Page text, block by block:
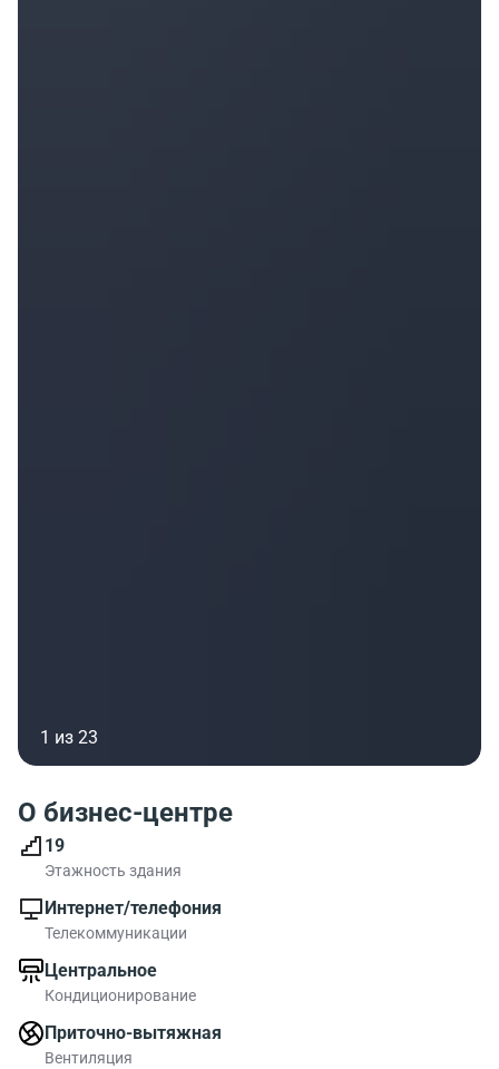
1 из 23
О бизнес-центре
19
Этажность здания
Интернет/телефония
Телекоммуникации
Центральное
Кондиционирование
Приточно-вытяжная
Вентиляция